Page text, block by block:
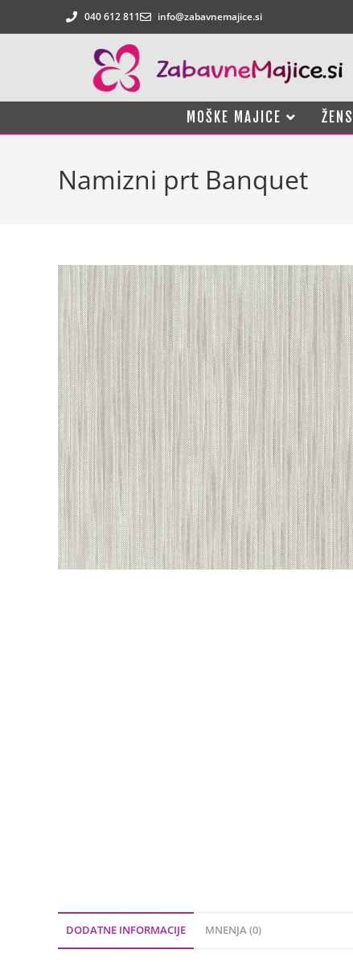
040 612 811 info@zabavnemajice.si
MOŠKE MAJICE
Namizni prt Banquet
DODATNE INFORMACIJE MNENJA (0)